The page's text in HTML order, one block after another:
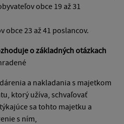
obce 19 až 31
obce 23 až 41 poslancov.
o základných otázkach
a nakladania s majetkom
ktorý užíva, schvaľovať
sa tohto majetku a
s ním,